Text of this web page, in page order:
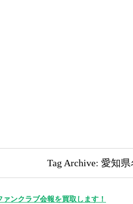
Tag Archive: 愛知
ンクラブ会報を買取します！